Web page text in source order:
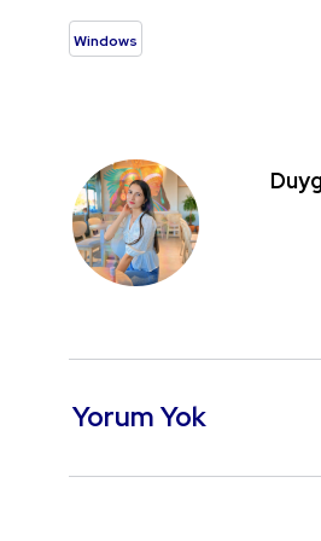
Windows
Yorum Yok